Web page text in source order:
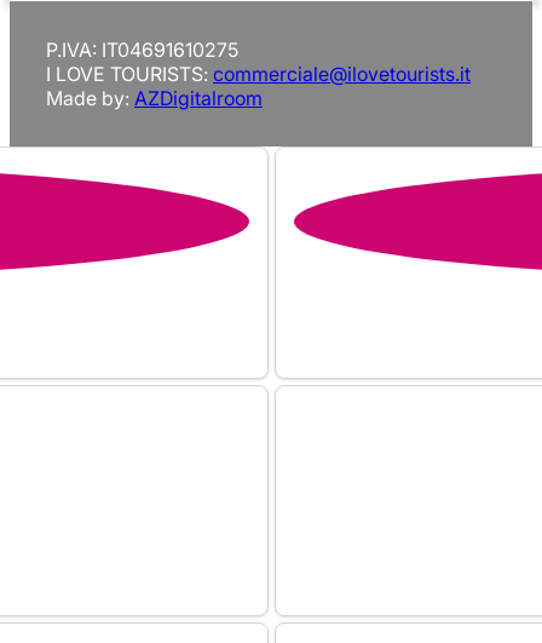
P.IVA: IT04691610275
I LOVE TOURISTS: commerciale@ilovetourists.it
Made by: AZDigitalroom